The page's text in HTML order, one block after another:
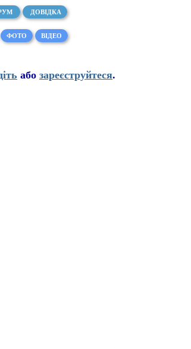
ДОВІДКА
ФОТО ВІДЕО
або зареєструйтеся.